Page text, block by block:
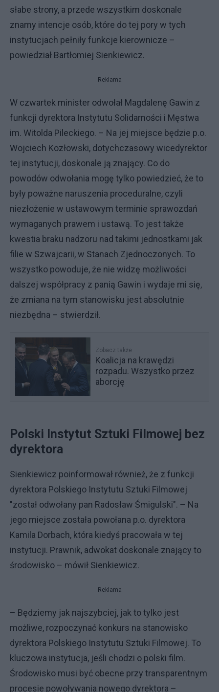
słabe strony, a przede wszystkim doskonale
znamy intencje osób, które do tej pory w tych
instytucjach pełniły funkcje kierownicze –
powiedział Bartłomiej Sienkiewicz.
Reklama
W czwartek minister odwołał Magdalenę Gawin z
funkcji dyrektora Instytutu Solidarności i Męstwa
im. Witolda Pileckiego. – Na jej miejsce będzie p.o.
Wojciech Kozłowski, dotychczasowy wicedyrektor
tej instytucji, doskonale ją znający. Co do
powodów odwołania mogę tylko powiedzieć, że to
były poważne naruszenia proceduralne, czyli
niezłożenie w ustawowym terminie sprawozdań
wymaganych prawem i ustawą. To jest także
kwestia braku nadzoru nad takimi jednostkami jak
filie w Szwajcarii, w Stanach Zjednoczonych. To
wszystko powoduje, że nie widzę możliwości
dalszej współpracy z panią Gawin i wydaje mi się,
że zmiana na tym stanowisku jest absolutnie
niezbędna – stwierdził.
Zobacz także
Koalicja na krawędzi
rozpadu. Wszystko przez
aborcję
Polski Instytut Sztuki Filmowej bez
dyrektora
Sienkiewicz poinformował również, że z funkcji
dyrektora Polskiego Instytutu Sztuki Filmowej
"został odwołany pan Radosław Śmigulski". – Na
jego miejsce została powołana p.o. dyrektora
Kamila Dorbach, która kiedyś pracowała w tej
instytucji. Prawnik, adwokat doskonale znający to
środowisko – mówił Sienkiewicz.
Reklama
– Będziemy jak najszybciej, jak to tylko jest
możliwe, rozpoczynać konkurs na stanowisko
dyrektora Polskiego Instytutu Sztuki Filmowej. To
kluczowa instytucja, jeśli chodzi o polski film.
Środowisko musi być obecne przy transparentnym
procesie powoływania nowego dyrektora –